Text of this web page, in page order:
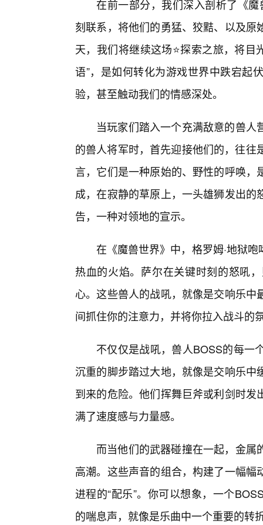
在前一部分，我们深入剖析了《
刻联系，将他们的勇猛、狡黠、以及
天，我们将继续这场⭐探索之旅，将目
语”，是如何转化为游戏世界中跌宕起
验，甚至触动我们的情感深处。
当玩家们踏入一个充满敌意的兽
的兽人将军时，首先迎接他们的，往
言，它们是一种原始的、野性的呼唤
成，在寂静的草原上，一头雄狮发出
告，一种对领地的宣示。
在《魔兽世界》中，格罗姆·地狱
热血的火焰。萨尔在关键时刻的怒吼
心。这些兽人的战吼，就像是交响乐
间抓住你的注意力，并将你拉入战斗的
不仅仅是战吼，兽人BOSS的每一
沉重的脚步踏过大地，就像是交响乐
到来的危险。他们挥舞巨斧或利剑时
满了速度感与力量感。
而当他们的武器碰撞在一起，金
高潮。这些声音的组合，构建了一幅
进程的“配乐”。你可以想象，一个
的喘息声，就像是乐曲中一个重要的转